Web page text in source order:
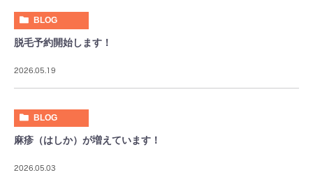
BLOG
脱毛予約開始します！
2026.05.19
BLOG
麻疹（はしか）が増えています！
2026.05.03